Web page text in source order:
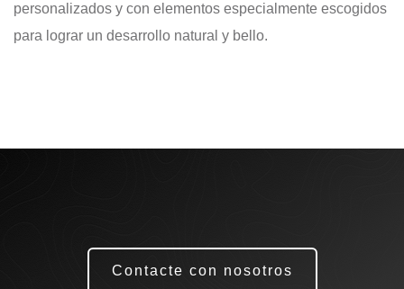
personalizados y con elementos especialmente escogidos
para lograr un desarrollo natural y bello.
Contacte con nosotros